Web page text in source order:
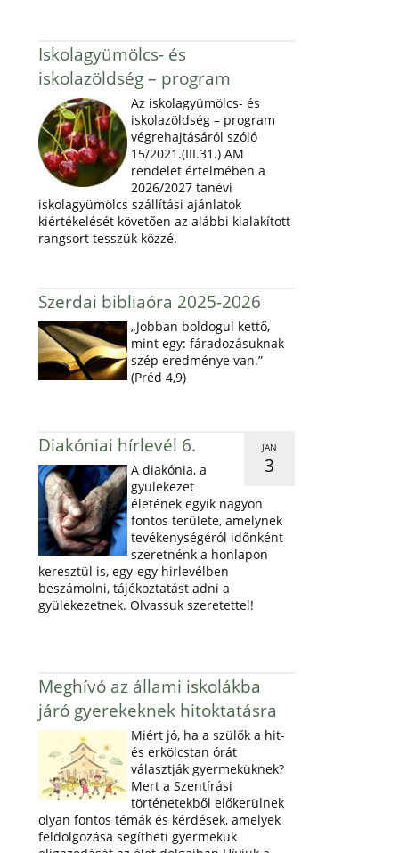
Iskolagyümölcs- és
iskolazöldség – program
Az iskolagyümölcs- és
iskolazöldség – program
végrehajtásáról szóló
15/2021.(III.31.) AM
rendelet értelmében a
2026/2027 tanévi
iskolagyümölcs szállítási ajánlatok
kiértékelését követően az alábbi kialakított
rangsort tesszük közzé.
Szerdai bibliaóra 2025-2026
„Jobban boldogul kettő,
mint egy: fáradozásuknak
szép eredménye van.”
(Préd 4,9)
JAN
3
Diakóniai hírlevél 6.
A diakónia, a
gyülekezet
életének egyik nagyon
fontos területe, amelynek
tevékenységéról időnként
szeretnénk a honlapon
keresztül is, egy-egy hirlevélben
beszámolni, tájékoztatást adni a
gyülekezetnek. Olvassuk szeretettel!
Meghívó az állami iskolákba
járó gyerekeknek hitoktatásra
Miért jó, ha a szülők a hit-
és erkölcstan órát
választják gyermeküknek?
Mert a Szentírási
történetekből előkerülnek
olyan fontos témák és kérdések, amelyek
feldolgozása segítheti gyermekük